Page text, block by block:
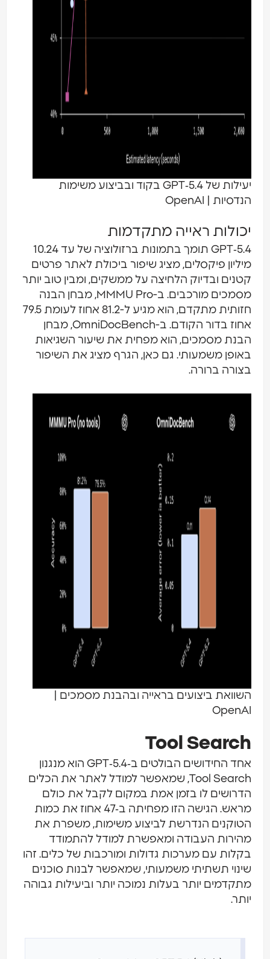
יעילות של GPT‑5.4 בקוד ובביצוע משימות
הנדסיות | OpenAI
יכולות ראייה מתקדמות
GPT‑5.4 תומך בתמונות ברזולוציה של עד 10.24
מיליון פיקסלים, מציג שיפור ביכולת לאתר פרטים
קטנים ובדיוק הלחיצה על ממשקים, ומבין טוב יותר
מסמכים מורכבים. ב-MMMU Pro, מבחן הבנה
חזותית מתקדם, הוא מגיע ל-81.2 אחוז לעומת 79.5
אחוז בדור הקודם. ב-OmniDocBench, מבחן
הבנת מסמכים, הוא מפחית את שיעור השגיאות
באופן משמעותי. גם כאן, הגרף מציג את השיפור
בצורה ברורה.
השוואת ביצועים בראייה ובהבנת מסמכים |
OpenAI
Tool Search
אחד החידושים הבולטים ב‑GPT‑5.4 הוא מנגנון
Tool Search, שמאפשר למודל לאתר את הכלים
הדרושים לו בזמן אמת במקום לקבל את כולם
מראש. הגישה הזו מפחיתה ב‑47 אחוז את כמות
הטוקנים הנדרשת לביצוע משימות, משפרת את
מהירות העבודה ומאפשרת למודל להתמודד
בקלות עם מערכות גדולות ומורכבות של כלים. זהו
שינוי תשתיתי משמעותי, שמאפשר לבנות סוכנים
מתקדמים יותר בעלות נמוכה יותר וביעילות גבוהה
יותר.